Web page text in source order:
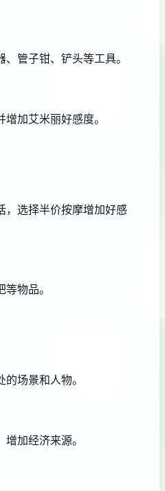
管子钳、铲头等工具。
加艾米丽好感度。
，选择半价按摩增加好感
物品。
场景和人物。
加经济来源。